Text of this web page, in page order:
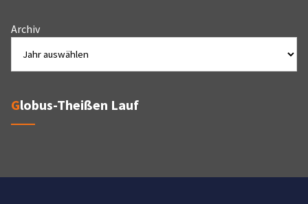
Archiv
Globus-Theißen Lauf